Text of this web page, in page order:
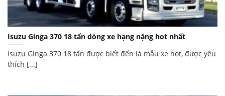
Isuzu Ginga 370 18 tấn dòng xe hạng nặng hot nhất
Isuzu Ginga 370 18 tấn được biết đến là mẫu xe hot, được yêu
thích [...]